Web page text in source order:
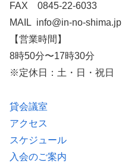
FAX 0845-22-6033
MAIL info@in-no-shima.jp
【営業時間】
8時50分〜17時30分
※定休日：土・日・祝日
貸会議室
アクセス
スケジュール
入会のご案内